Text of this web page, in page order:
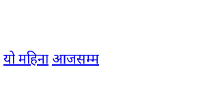
यो महिना आजसम्म